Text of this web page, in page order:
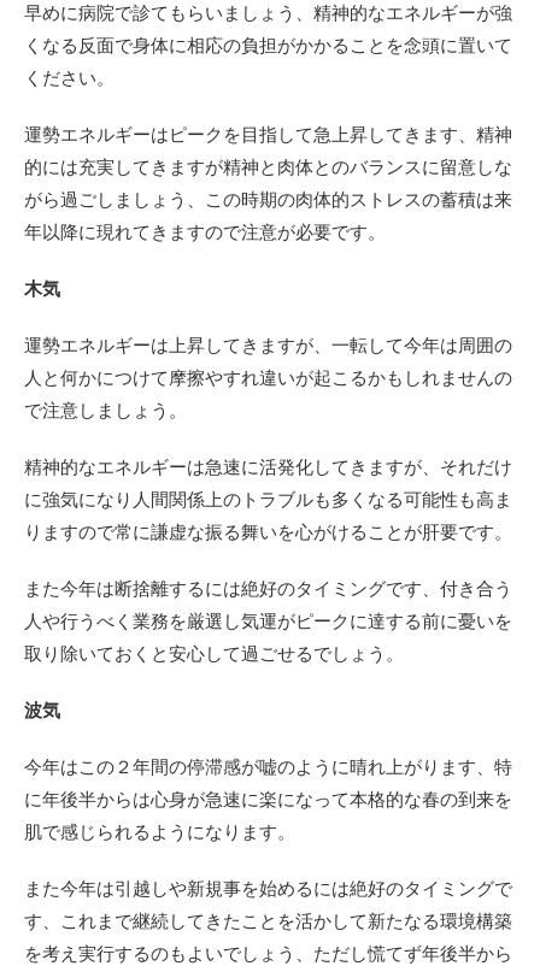
早めに病院で診てもらいましょう、精神的なエネルギーが強
くなる反面で身体に相応の負担がかかることを念頭に置いて
ください。
運勢エネルギーはピークを目指して急上昇してきます、精神
的には充実してきますが精神と肉体とのバランスに留意しな
がら過ごしましょう、この時期の肉体的ストレスの蓄積は来
年以降に現れてきますので注意が必要です。
木気
運勢エネルギーは上昇してきますが、一転して今年は周囲の
人と何かにつけて摩擦やすれ違いが起こるかもしれませんの
で注意しましょう。
精神的なエネルギーは急速に活発化してきますが、それだけ
に強気になり人間関係上のトラブルも多くなる可能性も高ま
りますので常に謙虚な振る舞いを心がけることが肝要です。
また今年は断捨離するには絶好のタイミングです、付き合う
人や行うべく業務を厳選し気運がピークに達する前に憂いを
取り除いておくと安心して過ごせるでしょう。
波気
今年はこの２年間の停滞感が嘘のように晴れ上がります、特
に年後半からは心身が急速に楽になって本格的な春の到来を
肌で感じられるようになります。
また今年は引越しや新規事を始めるには絶好のタイミングで
す、これまで継続してきたことを活かして新たなる環境構築
を考え実行するのもよいでしょう、ただし慌てず年後半から